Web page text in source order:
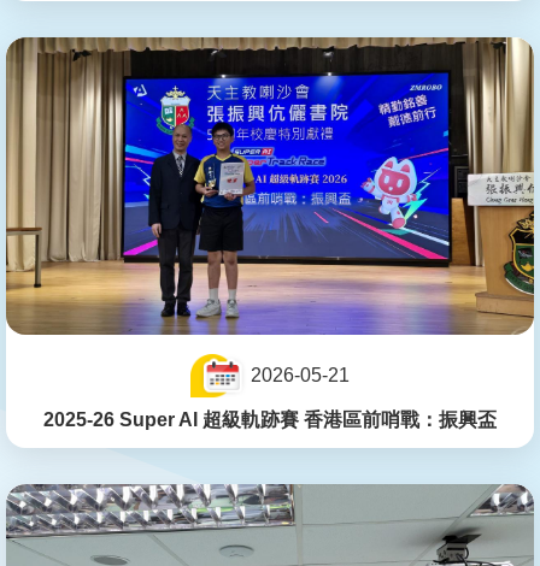
2026-05-21
2025-26 Super AI 超級軌跡賽 香港區前哨戰：振興盃